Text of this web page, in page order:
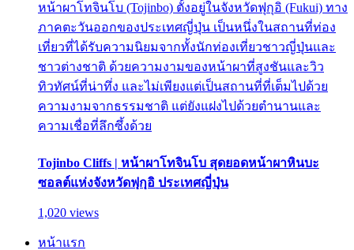
หน้าผาโทจินโบ (Tojinbo) ตั้งอยู่ในจังหวัดฟุกุอิ (Fukui) ทาง
ภาคตะวันออกของประเทศญี่ปุ่น เป็นหนึ่งในสถานที่ท่อง
เที่ยวที่ได้รับความนิยมจากทั้งนักท่องเที่ยวชาวญี่ปุ่นและ
ชาวต่างชาติ ด้วยความงามของหน้าผาที่สูงชันและวิว
ทิวทัศน์ที่น่าทึ่ง และไม่เพียงแต่เป็นสถานที่ที่เต็มไปด้วย
ความงามจากธรรมชาติ แต่ยังแฝงไปด้วยตำนานและ
ความเชื่อที่ลึกซึ้งด้วย
Tojinbo Cliffs | หน้าผาโทจินโบ สุดยอดหน้าผาหินบะ
ซอลต์แห่งจังหวัดฟุกุอิ ประเทศญี่ปุ่น
1,020 views
หน้าแรก